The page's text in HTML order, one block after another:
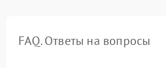
FAQ. Ответы на вопросы